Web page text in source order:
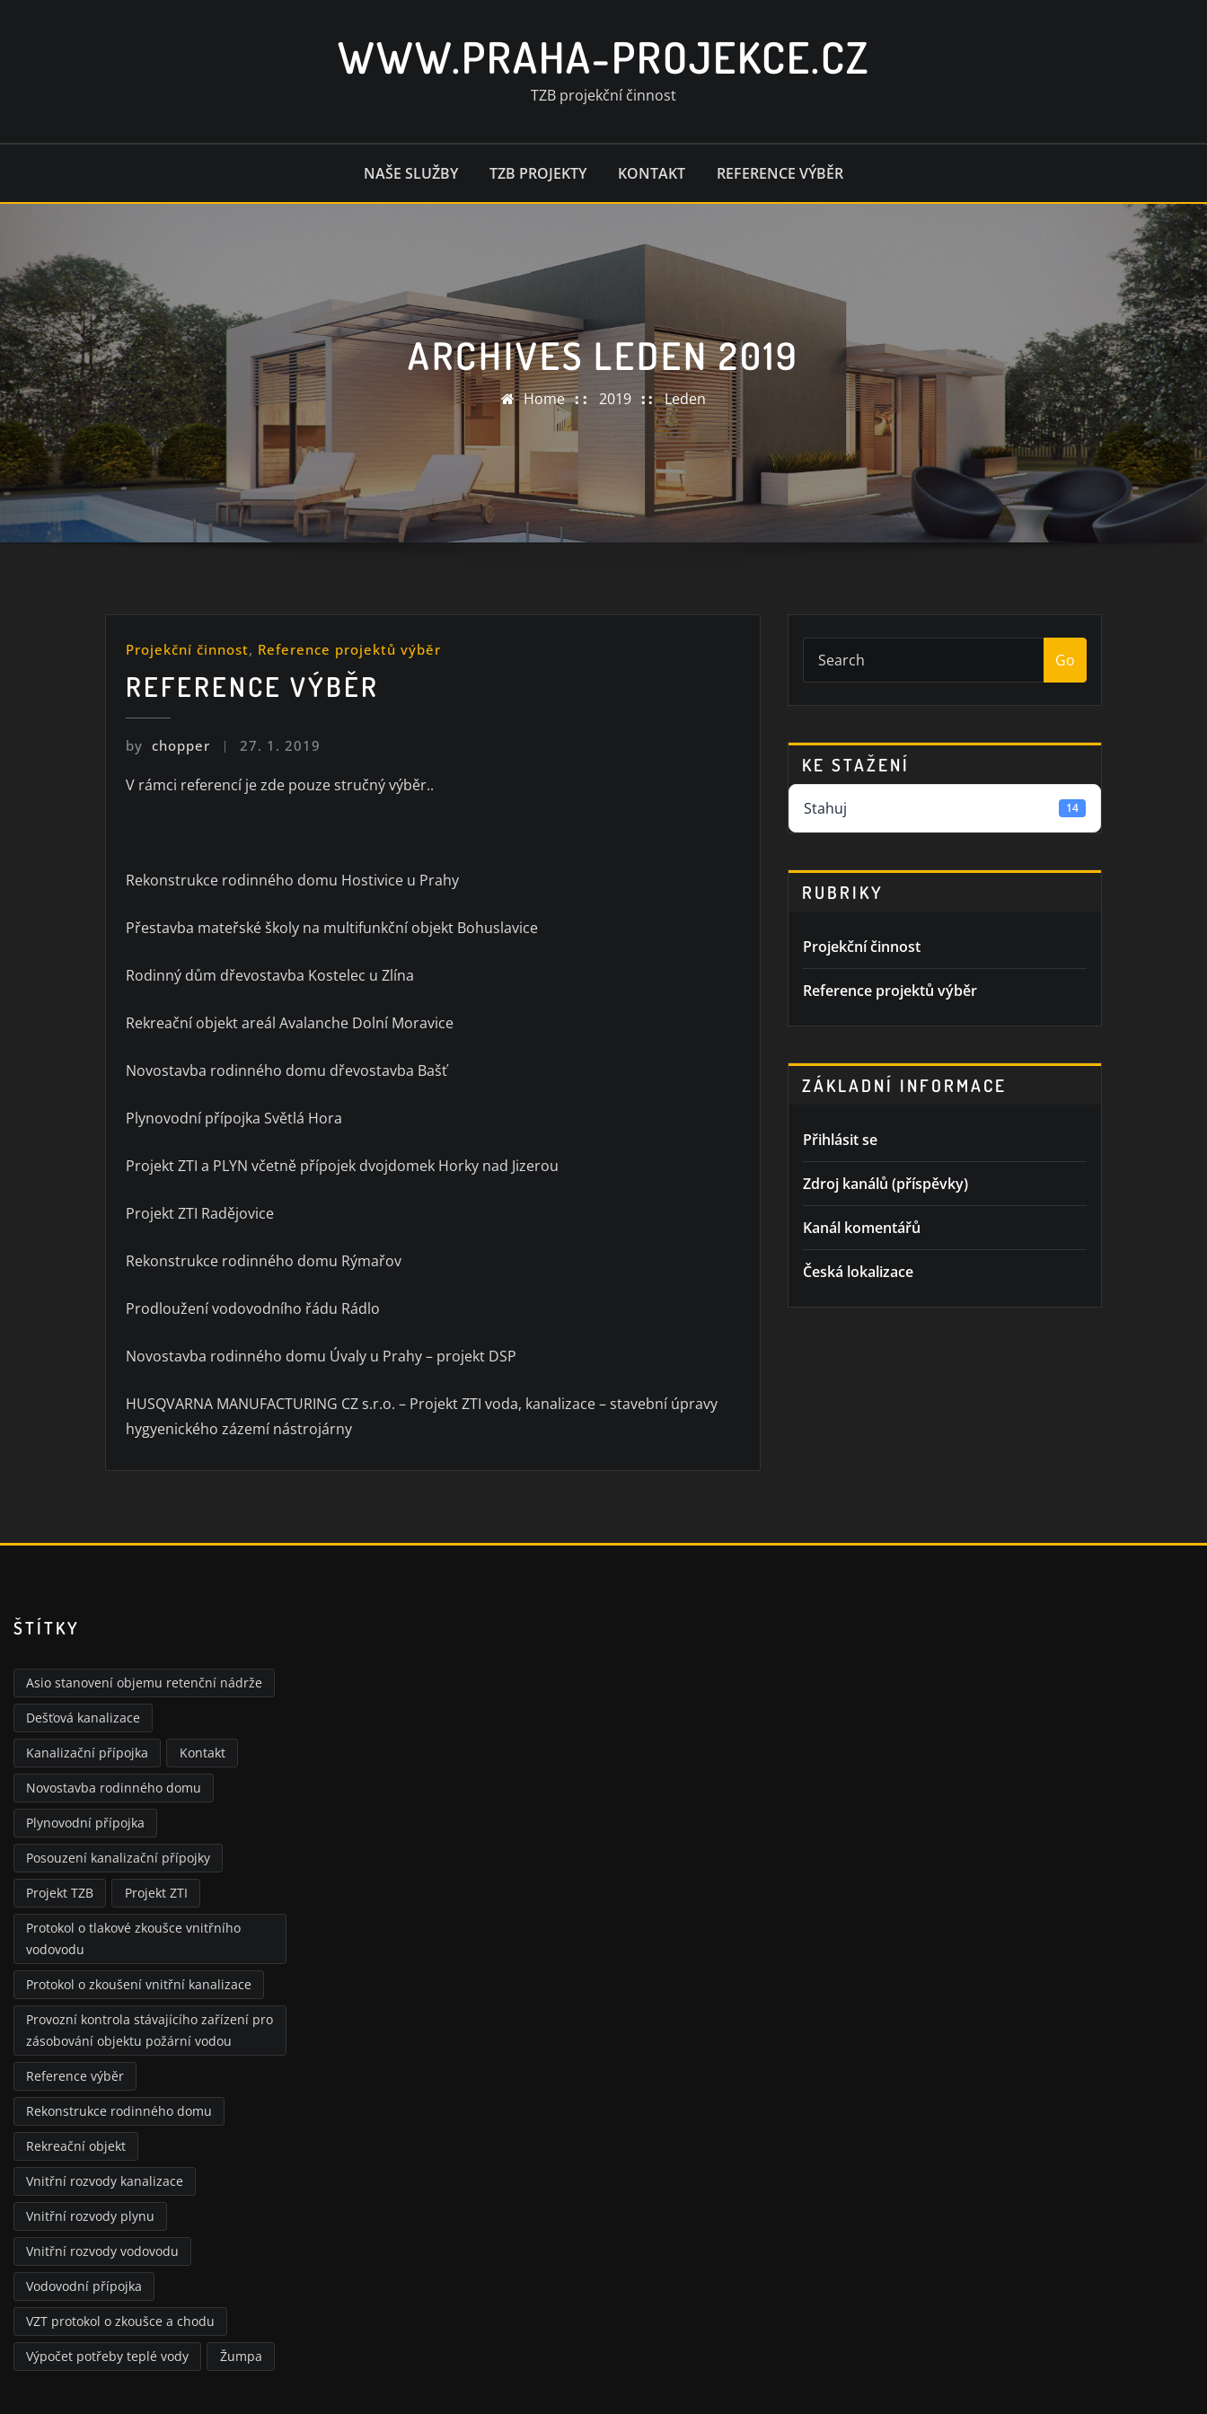
WWW.PRAHA-PROJEKCE.CZ
TZB projekční činnost
NAŠE SLUŽBY TZB PROJEKTY KONTAKT REFERENCE VÝBĚR
ARCHIVES LEDEN 2019
Home 2019 Leden
Projekční činnost, Reference projektů výběr
REFERENCE VÝBĚR
by chopper 27. 1. 2019
V rámci referencí je zde pouze stručný výběr..
Rekonstrukce rodinného domu Hostivice u Prahy
Přestavba mateřské školy na multifunkční objekt Bohuslavice
Rodinný dům dřevostavba Kostelec u Zlína
Rekreační objekt areál Avalanche Dolní Moravice
Novostavba rodinného domu dřevostavba Bašť
Plynovodní přípojka Světlá Hora
Projekt ZTI a PLYN včetně přípojek dvojdomek Horky nad Jizerou
Projekt ZTI Radějovice
Rekonstrukce rodinného domu Rýmařov
Prodloužení vodovodního řádu Rádlo
Novostavba rodinného domu Úvaly u Prahy – projekt DSP
HUSQVARNA MANUFACTURING CZ s.r.o. – Projekt ZTI voda, kanalizace – stavební úpravy
hygyenického zázemí nástrojárny
Go
KE STAŽENÍ
Stahuj 14
RUBRIKY
Projekční činnost
Reference projektů výběr
ZÁKLADNÍ INFORMACE
Přihlásit se
Zdroj kanálů (příspěvky)
Kanál komentářů
Česká lokalizace
ŠTÍTKY
Asio stanovení objemu retenční nádrže
Dešťová kanalizace
Kanalizační přípojka Kontakt
Novostavba rodinného domu
Plynovodní přípojka
Posouzení kanalizační přípojky
Projekt TZB Projekt ZTI
Protokol o tlakové zkoušce vnitřního
vodovodu
Protokol o zkoušení vnitřní kanalizace
Provozní kontrola stávajícího zařízení pro
zásobování objektu požární vodou
Reference výběr
Rekonstrukce rodinného domu
Rekreační objekt
Vnitřní rozvody kanalizace
Vnitřní rozvody plynu
Vnitřní rozvody vodovodu
Vodovodní přípojka
VZT protokol o zkoušce a chodu
Výpočet potřeby teplé vody Žumpa